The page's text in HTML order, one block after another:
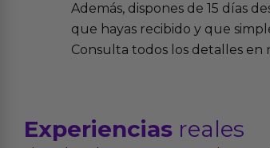
Además, dispones de 15 días
que hayas recibido y que
Consulta todos los detalles
Experiencias reales